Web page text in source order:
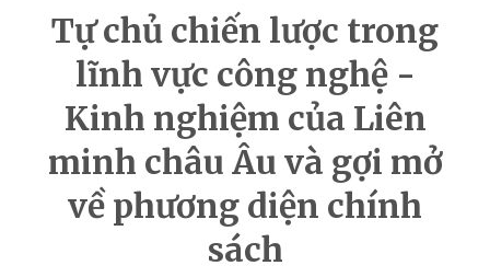
Tự chủ chiến lược trong
lĩnh vực công nghệ -
Kinh nghiệm của Liên
minh châu Âu và gợi mở
về phương diện chính
sách